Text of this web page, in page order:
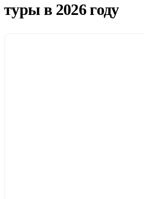
туры в 2026 году